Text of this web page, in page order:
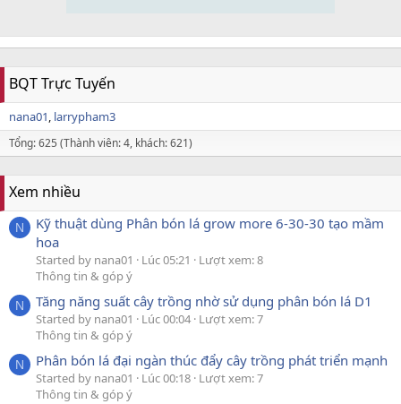
BQT Trực Tuyến
nana01 larrypham3
Tổng: 625 (Thành viên: 4, khách: 621)
Xem nhiều
N
Kỹ thuật dùng Phân bón lá grow more 6-30-30 tạo mầm
hoa
Started by nana01 Lúc 05:21
Lượt xem: 8
Thông tin & góp ý
N Tăng năng suất cây trồng nhờ sử dụng phân bón lá D1
Started by nana01 Lúc 00:04 Lượt xem: 7
Thông tin & góp ý
N Phân bón lá đại ngàn thúc đẩy cây trồng phát triển mạnh
Started by nana01 Lúc 00:18 Lượt xem: 7
Thông tin & góp ý